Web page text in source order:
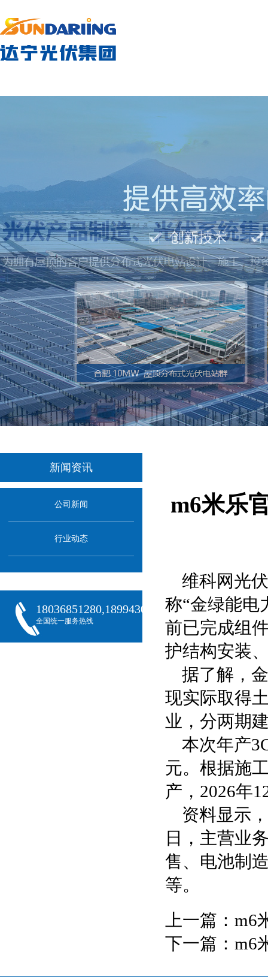
新闻资讯
公司新闻
行业动态
18036851280,18994301288,18068407382
全国统一服务热线
m6米乐
维科网光
称“金绿能电
前已完成组
护结构安装
据了解，
现实际取得
业，分两期
本次年产
元。根据施
产，2026年
资料显示
日，主营业
售、电池制
等。
上一篇： m6
下一篇： m6